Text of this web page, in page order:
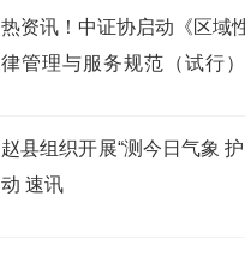
热资讯！中证协启动《区域
律管理与服务规范（试行
赵县组织开展“测今日气象
动 速讯